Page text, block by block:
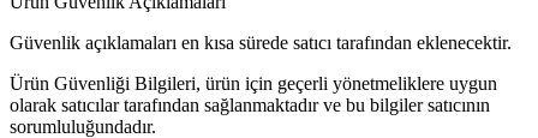
Güvenlik açıklamaları en kısa sürede satıcı tarafından eklenecektir.
Ürün Güvenliği Bilgileri, ürün için geçerli yönetmeliklere uygun
olarak satıcılar tarafından sağlanmaktadır ve bu bilgiler satıcının
sorumluluğundadır.